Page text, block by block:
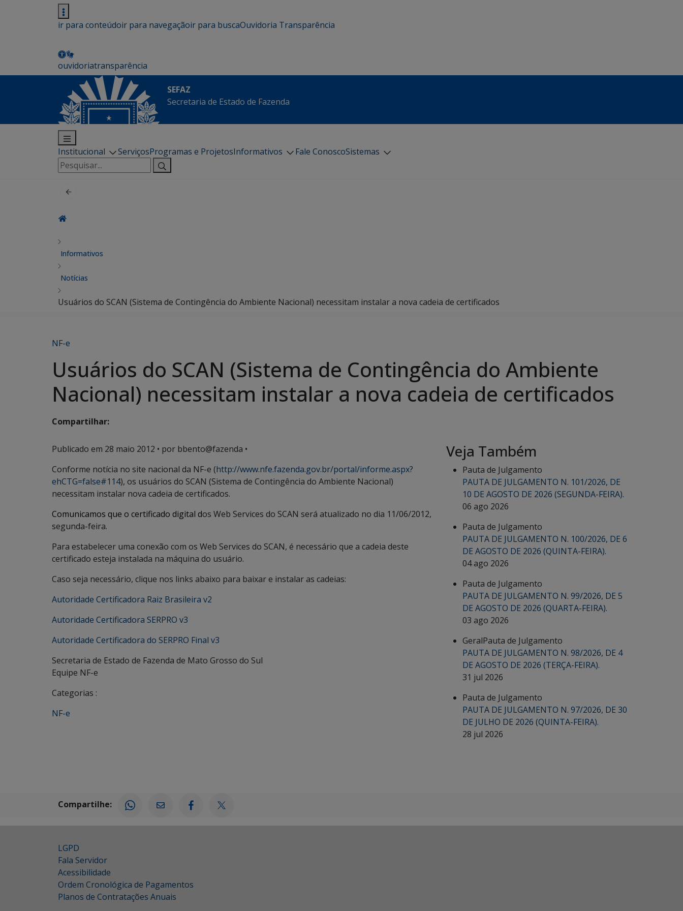
ir para conteúdoir para navegaçãoir para buscaOuvidoria Transparência
ouvidoriatransparência
SEFAZ
Secretaria de Estado de Fazenda
Institucional ServiçosProgramas e ProjetosInformativos Fale ConoscoSistemas
Pesquisar
por:
Informativos
Notícias
Usuários do SCAN (Sistema de Contingência do Ambiente Nacional) necessitam instalar a nova cadeia de certificados
NF-e
Usuários do SCAN (Sistema de Contingência do Ambiente
Nacional) necessitam instalar a nova cadeia de certificados
Compartilhar:
Publicado em 28 maio 2012 • por bbento@fazenda •
Conforme notícia no site nacional da NF-e (http://www.nfe.fazenda.gov.br/portal/informe.aspx?
ehCTG=false#114), os usuários do SCAN (Sistema de Contingência do Ambiente Nacional)
necessitam instalar nova cadeia de certificados.
Comunicamos que o certificado digital dos Web Services do SCAN será atualizado no dia 11/06/2012,
segunda-feira.
Para estabelecer uma conexão com os Web Services do SCAN, é necessário que a cadeia deste
certificado esteja instalada na máquina do usuário.
Caso seja necessário, clique nos links abaixo para baixar e instalar as cadeias:
Autoridade Certificadora Raiz Brasileira v2
Autoridade Certificadora SERPRO v3
Autoridade Certificadora do SERPRO Final v3
Secretaria de Estado de Fazenda de Mato Grosso do Sul
Equipe NF-e
Categorias :
NF-e
Veja Também
Pauta de Julgamento
PAUTA DE JULGAMENTO N. 101/2026, DE
10 DE AGOSTO DE 2026 (SEGUNDA-FEIRA).
06 ago 2026
Pauta de Julgamento
PAUTA DE JULGAMENTO N. 100/2026, DE 6
DE AGOSTO DE 2026 (QUINTA-FEIRA).
04 ago 2026
Pauta de Julgamento
PAUTA DE JULGAMENTO N. 99/2026, DE 5
DE AGOSTO DE 2026 (QUARTA-FEIRA).
03 ago 2026
GeralPauta de Julgamento
PAUTA DE JULGAMENTO N. 98/2026, DE 4
DE AGOSTO DE 2026 (TERÇA-FEIRA).
31 jul 2026
Pauta de Julgamento
PAUTA DE JULGAMENTO N. 97/2026, DE 30
DE JULHO DE 2026 (QUINTA-FEIRA).
28 jul 2026
Compartilhe:
LGPD
Fala Servidor
Acessibilidade
Ordem Cronológica de Pagamentos
Planos de Contratações Anuais